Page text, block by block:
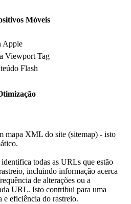
Móveis
Apple
Viewport Tag
Flash
mapa XML do site (sitemap) - isto
todas as URLs que estão
incluindo informação acerca
de alterações ou a
URL. Isto contribui para uma
e eficiência do rastreio.